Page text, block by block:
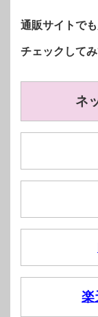
通販サイトでも
チェックして
ネ
楽